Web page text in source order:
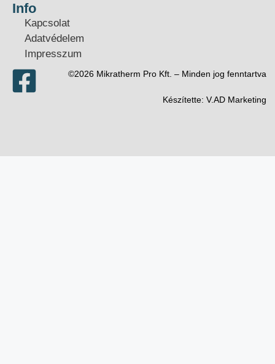
Info
Kapcsolat
Adatvédelem
Impresszum
©2026 Mikratherm Pro Kft. – Minden jog fenntartva​
Készítette: V.AD Marketing